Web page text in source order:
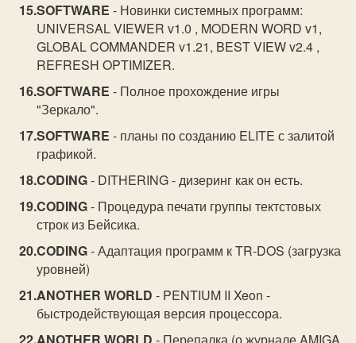
SOFTWARE - Новинки системных программ:
UNIVERSAL VIEWER v1.0 , MODERN WORD v1,
GLOBAL COMMANDER v1.21, BEST VIEW v2.4 ,
REFRESH OPTIMIZER.
SOFTWARE - Полное прохождение игры
"Зеркало".
SOFTWARE - планы по созданию ELITE с залитой
графикой.
CODING- DITHERING - дизеринг как он есть.
CODING- Процедура печати группы тектстовых
строк из Бейсика.
CODING- Адаптация программ к TR-DOS (загрузка
уровней)
ANOTHER WORLD - PENTIUM II Xeon -
быстродействующая версия процессора.